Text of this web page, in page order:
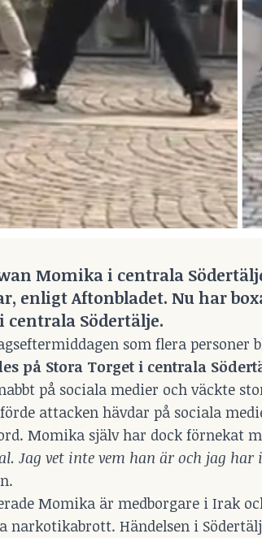
Momika i centrala
enligtAftonbladet. Nu har
Södertälje.
som flera personer
på Stora Torget i centrala
på sociala medier och väckte
attacken hävdar på sociala
Momika själv har dock förnekat
Jag vet inte vem han är och jag
Momika är medborgare i Irak
narkotikabrott. Händelsen i